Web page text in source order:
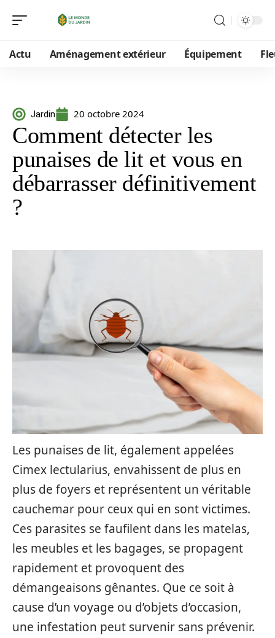
Actu Aménagement extérieur Équipement
Jardin 20 octobre 2024
Comment détecter les
punaises de lit et vous en
débarrasser définitivement
?
Les punaises de lit, également appelées
Cimex lectularius, envahissent de plus en
plus de foyers et représentent un véritable
cauchemar pour ceux qui en sont victimes.
Ces parasites se faufilent dans les matelas,
les meubles et les bagages, se propagent
rapidement et provoquent des
démangeaisons gênantes. Que ce soit à
cause d’un voyage ou d’objets d’occasion,
une infestation peut survenir sans prévenir.